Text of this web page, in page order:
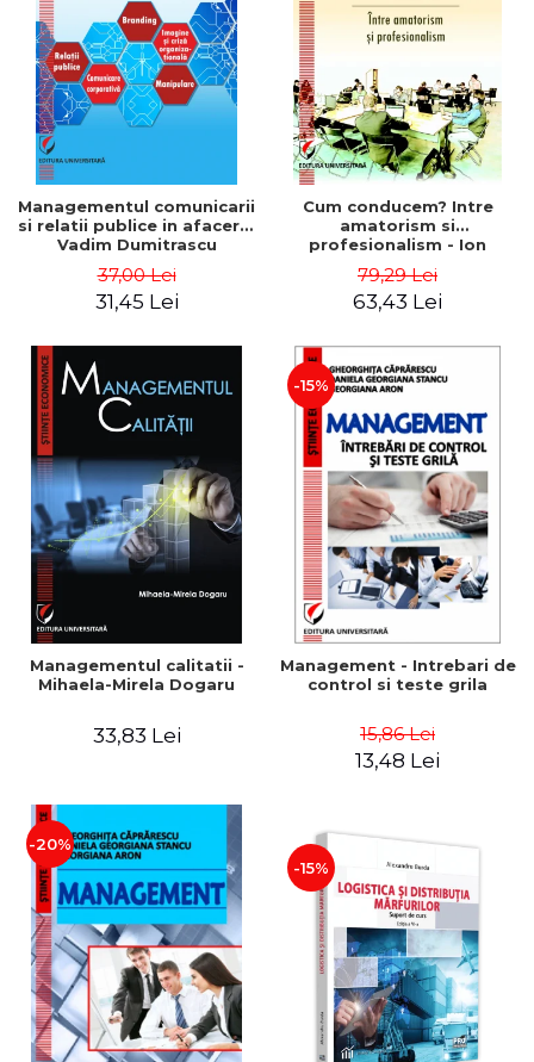
ADMINISTRATIVE
ȘTIINȚE ECONOMICE
ȘTIINȚE EXACTE
EDUCAȚIE FIZICĂ ȘI SPORT
PREUNIVERSITARIA
TIMP LIBER
ÎN CURS DE APARIȚIE
NOUTĂȚI
PACHETE DE STUDIU
PROMOȚIILE LUNII
ULTIMELE EXEMPLARE
Cum Cumpăr
Livrare
Politica de Retur
Formular de Retur
Distribuitori
Managementul comunicarii
si relatii publice in afaceri -
Vadim Dumitrascu
37,00 Lei
31,45 Lei
Cum conducem? Intre
amatorism si
profesionalism - Ion
79,29 Lei
63,43 Lei
Managementul calitatii -
Mihaela-Mirela Dogaru
33,83 Lei
-15%
Management - Intrebari de
control si teste grila
15,86 Lei
13,48 Lei
-20%
-15%